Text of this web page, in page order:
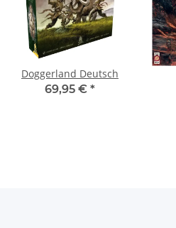
Doggerland Deutsch
69,95 € *